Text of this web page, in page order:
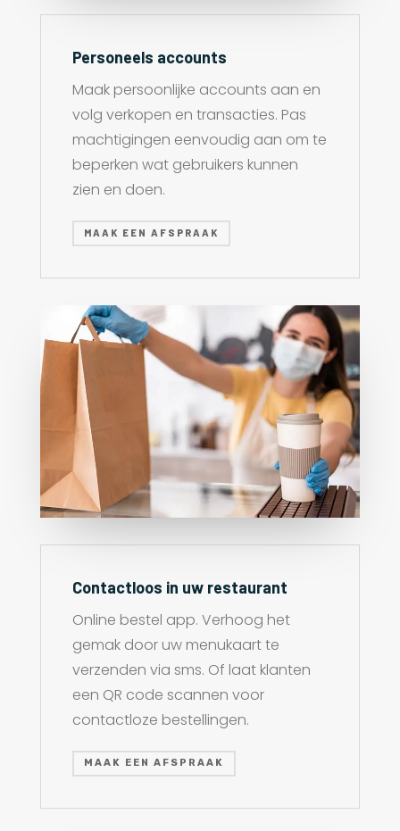
Personeels accounts
Maak persoonlijke accounts aan en
volg verkopen en transacties. Pas
machtigingen eenvoudig aan om te
beperken wat gebruikers kunnen
zien en doen.
MAAK EEN AFSPRAAK
Contactloos in uw restaurant
Online bestel app. Verhoog het
gemak door uw menukaart te
verzenden via sms. Of laat klanten
een QR code scannen voor
contactloze bestellingen.
MAAK EEN AFSPRAAK